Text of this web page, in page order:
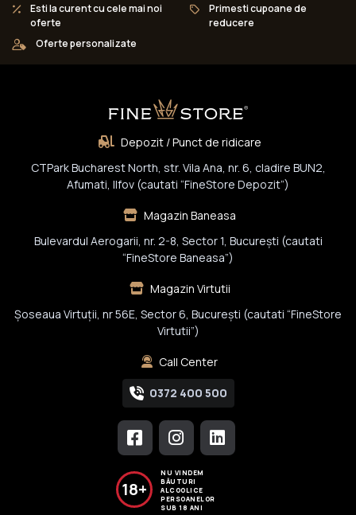
Esti la curent cu cele mai noi
oferte
Primesti cupoane de
reducere
Oferte personalizate
Depozit / Punct de ridicare
CTPark Bucharest North, str. Vila Ana, nr. 6, cladire BUN2,
Afumati, Ilfov (cautati “FineStore Depozit”)
Magazin Baneasa
Bulevardul Aerogarii, nr. 2-8, Sector 1, Bucureşti (cautati
“FineStore Baneasa”)
Magazin Virtutii
Șoseaua Virtuții, nr 56E, Sector 6, București (cautati “FineStore
Virtutii”)
Call Center
0372 400 500
18+
NU VINDEM
BĂUTURI
ALCOOLICE
PERSOANELOR
SUB 18 ANI